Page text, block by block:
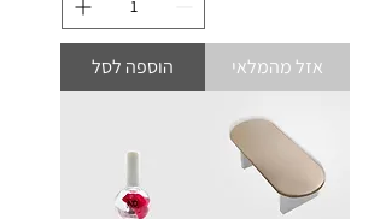
אזל מהמלאי הוספה לסל